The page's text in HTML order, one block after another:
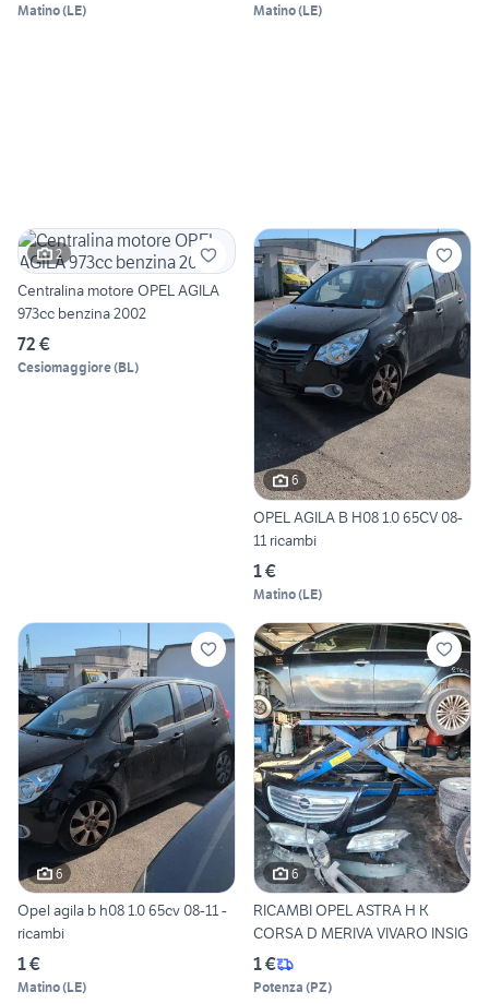
Matino(LE) Matino(LE)
2
Centralina motore OPEL AGILA
973cc benzina 2002
72 €
Cesiomaggiore(BL)
6
OPEL AGILA B H08 1.0 65CV 08-
11 ricambi
1 €
Matino(LE)
6
Opel agila b h08 1.0 65cv 08-11 -
ricambi
1 €
Matino(LE)
6
RICAMBI OPEL ASTRA H K
CORSA D MERIVA VIVARO INSIG
1 €
Potenza (PZ)